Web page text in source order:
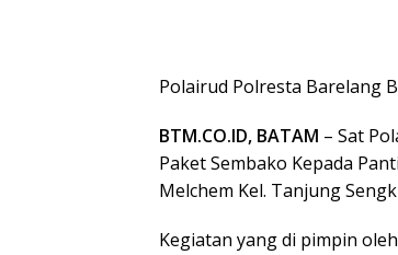
Polairud Polresta Barelang
BTM.CO.ID, BATAM – Sat
Paket Sembako Kepada
Melchem Kel. Tanjung
Kegiatan yang di pimpin